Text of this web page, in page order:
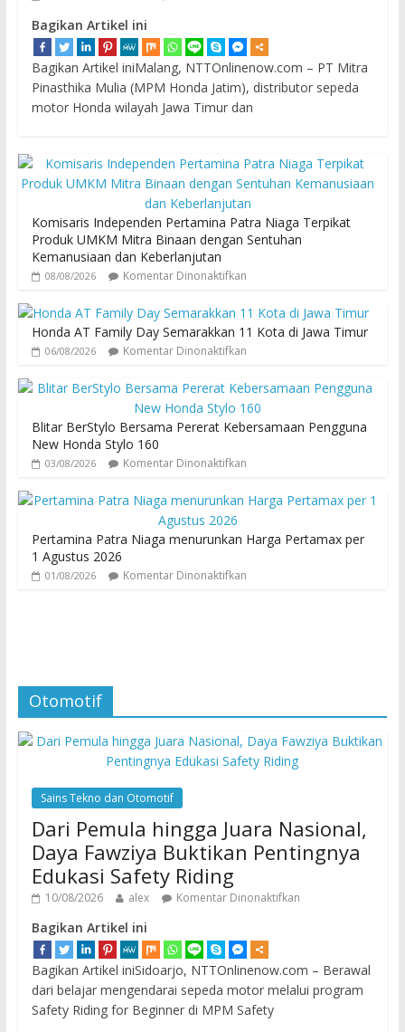
Bagikan Artikel ini
Bagikan Artikel iniMalang, NTTOnlinenow.com – PT Mitra
Pinasthika Mulia (MPM Honda Jatim), distributor sepeda
motor Honda wilayah Jawa Timur dan
Komisaris Independen Pertamina Patra Niaga Terpikat
Produk UMKM Mitra Binaan dengan Sentuhan
Kemanusiaan dan Keberlanjutan
08/08/2026 Komentar Dinonaktifkan
Honda AT Family Day Semarakkan 11 Kota di Jawa Timur
06/08/2026 Komentar Dinonaktifkan
Blitar BerStylo Bersama Pererat Kebersamaan Pengguna
New Honda Stylo 160
03/08/2026 Komentar Dinonaktifkan
Pertamina Patra Niaga menurunkan Harga Pertamax per
1 Agustus 2026
01/08/2026 Komentar Dinonaktifkan
Otomotif
Sains Tekno dan Otomotif
Dari Pemula hingga Juara Nasional,
Daya Fawziya Buktikan Pentingnya
Edukasi Safety Riding
10/08/2026 alex Komentar Dinonaktifkan
Bagikan Artikel ini
Bagikan Artikel iniSidoarjo, NTTOnlinenow.com – Berawal
dari belajar mengendarai sepeda motor melalui program
Safety Riding for Beginner di MPM Safety